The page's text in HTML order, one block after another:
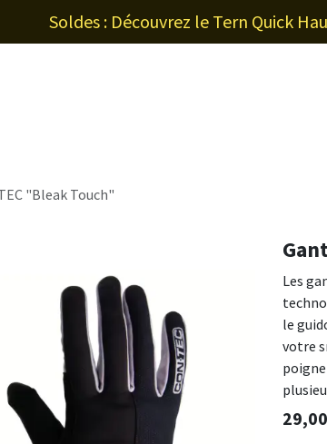
Soldes : Découvrez le Tern Quick
"Bleak Touch"
Les
le
votre
29,00